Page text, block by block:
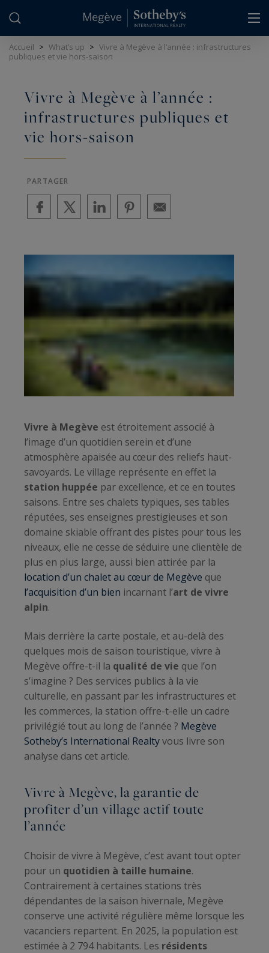
Accueil > What’s up > Vivre à Megève à l’année : infrastructures
publiques et vie hors-saison
Vivre à Megève à l’année :
infrastructures publiques et
vie hors-saison
PARTAGER
Vivre à Megève est étroitement associé à
l’image d’un quotidien serein et d’une
atmosphère apaisée au cœur des reliefs haut-
savoyards. Le village représente en effet la
station huppée par excellence, et ce en toutes
saisons. Entre ses chalets typiques, ses tables
réputées, ses enseignes prestigieuses et son
domaine skiable offrant des pistes pour tous les
niveaux, elle ne cesse de séduire une clientèle de
plus en plus large, aussi bien attirée par la
location d’un chalet au cœur de Megève que
l’acquisition d’un bien incarnant l’art de vivre
alpin.
Mais derrière la carte postale, et au-delà des
quelques mois de saison touristique, vivre à
Megève offre-t-il la qualité de vie que l’on
s’imagine ? Des services publics à la vie
culturelle, en passant par les infrastructures et
les commerces, la station offre-t-elle un cadre
privilégié tout au long de l’année ? Megève
Sotheby’s International Realtyvous livre son
analyse dans cet article.
Vivre à Megève, la garantie de
profiter d’un village actif toute
l’année
Choisir de vivre à Megève, c’est avant tout opter
pour un quotidien à taille humaine.
Contrairement à certaines stations très
dépendantes de la saison hivernale, Megève
conserve une activité régulière même lorsque les
vacanciers repartent. En 2025, la population est
estimée à 2 794 habitants. Les résidents